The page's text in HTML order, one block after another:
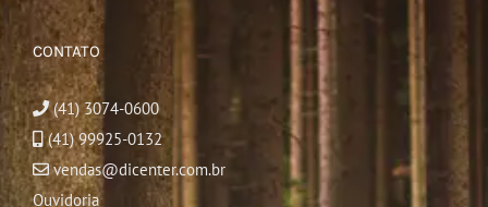
CONTATO
(41) 3074-0600
(41) 99925-0132
vendas@dicenter.com.br
Ouvidoria